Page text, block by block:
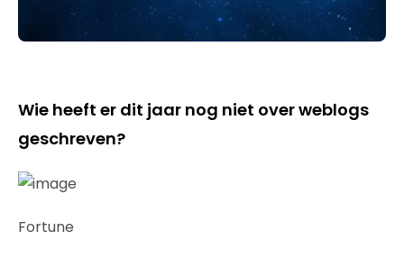
Wie heeft er dit jaar nog niet over weblogs
geschreven?
Fortune